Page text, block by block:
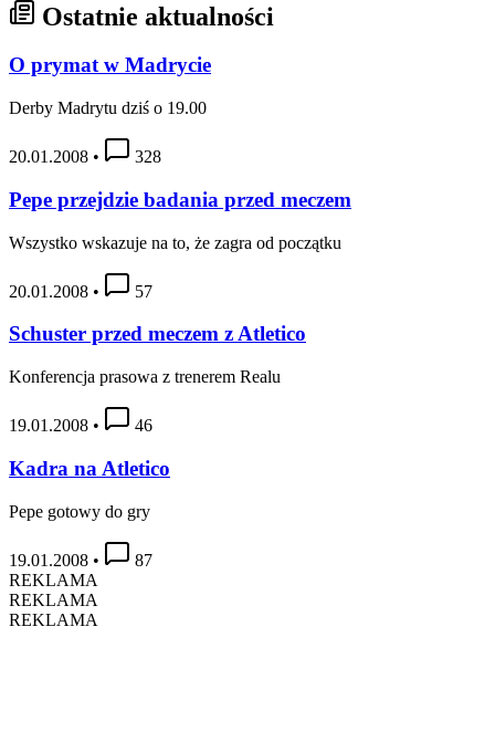
Ostatnie aktualności
O prymat w Madrycie
Derby Madrytu dziś o 19.00
20.01.2008 • 328
Pepe przejdzie badania przed meczem
Wszystko wskazuje na to, że zagra od początku
20.01.2008 • 57
Schuster przed meczem z Atletico
Konferencja prasowa z trenerem Realu
19.01.2008 • 46
Kadra na Atletico
Pepe gotowy do gry
19.01.2008 •
87
REKLAMA
REKLAMA
REKLAMA